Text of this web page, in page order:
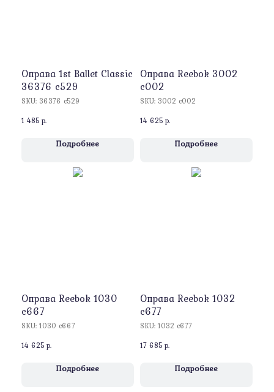
Оправa 1st Ballet Classic
36376 c529
SKU: 36376 c529
1 485 р.
Подробнее
Оправa Reebok 3002
c002
SKU: 3002 c002
14 625 р.
Подробнее
Оправa Reebok 1030
c667
SKU: 1030 c667
14 625 р.
Подробнее
Оправa Reebok 1032
c677
SKU: 1032 c677
17 685 р.
Подробнее